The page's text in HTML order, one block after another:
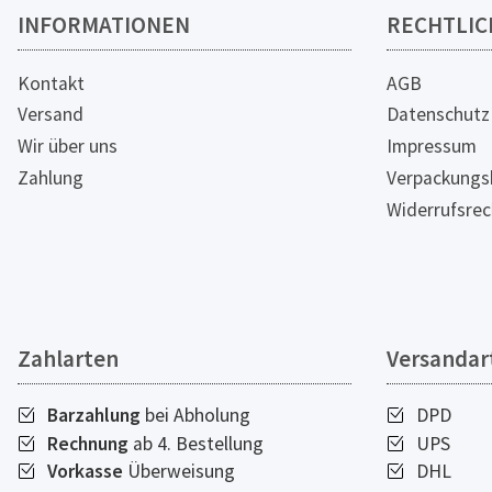
INFORMATIONEN
Kontakt
Versand
Wir über uns
Zahlung
AGB
Datenschutz
Impressum
Zahlarten
Barzahlung bei Abholung
Rechnung ab 4. Bestellung
Vorkasse Überweisung
DPD
UPS
DHL